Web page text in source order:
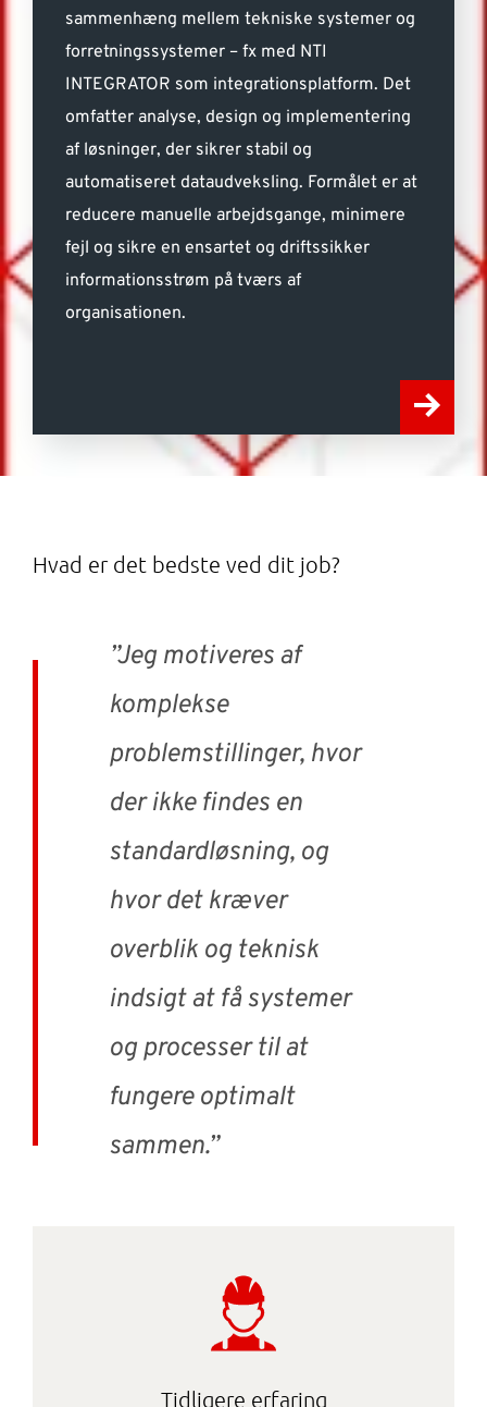
sammenhæng mellem tekniske systemer og
forretningssystemer – fx med NTI
INTEGRATOR som integrationsplatform. Det
omfatter analyse, design og implementering
af løsninger, der sikrer stabil og
automatiseret dataudveksling. Formålet er at
reducere manuelle arbejdsgange, minimere
fejl og sikre en ensartet og driftssikker
informationsstrøm på tværs af
organisationen.
Hvad er det bedste ved dit job?
”Jeg motiveres af
komplekse
problemstillinger, hvor
der ikke findes en
standardløsning, og
hvor det kræver
overblik og teknisk
indsigt at få systemer
og processer til at
fungere optimalt
sammen.”
Tidligere erfaring